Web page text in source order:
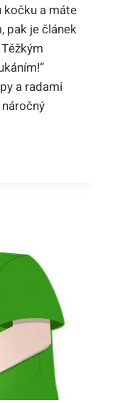
kočku a máte
pak je článek
a radami